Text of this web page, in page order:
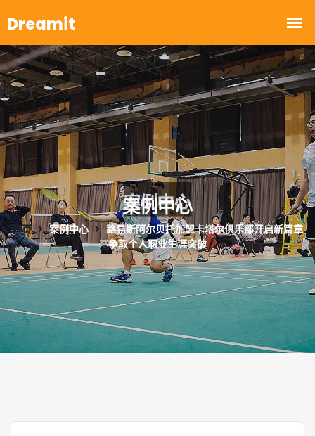
案例中心
首页 案例中心
路易斯阿尔贝托加盟卡塔尔俱乐部开启新篇章
争取个人职业生涯突破